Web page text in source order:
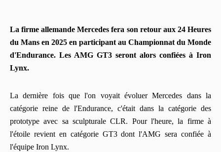
La firme allemande Mercedes fera son retour aux 24 Heures
du Mans en 2025 en participant au Championnat du Monde
d'Endurance. Les AMG GT3 seront alors confiées à Iron
Lynx.
La dernière fois que l'on voyait évoluer Mercedes dans la
catégorie reine de l'Endurance, c'était dans la catégorie des
prototype avec sa sculpturale CLR. Pour l'heure, la firme à
l'étoile revient en catégorie GT3 dont l'AMG sera confiée à
l'équipe Iron Lynx.